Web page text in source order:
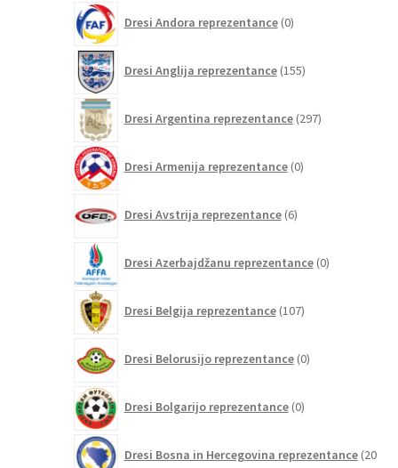
Dresi Andora reprezentance 0izdelkov
Dresi Anglija reprezentance 155izdelkov
Dresi Argentina reprezentance 297izdelkov
Dresi Armenija reprezentance 0izdelkov
Dresi Avstrija reprezentance 6izdelkov
Dresi Azerbajdžanu reprezentance 0izdelkov
Dresi Belgija reprezentance 107izdelkov
Dresi Belorusijo reprezentance 0izdelkov
Dresi Bolgarijo reprezentance 0izdelkov
Dresi Bosna in Hercegovina reprezentance 20